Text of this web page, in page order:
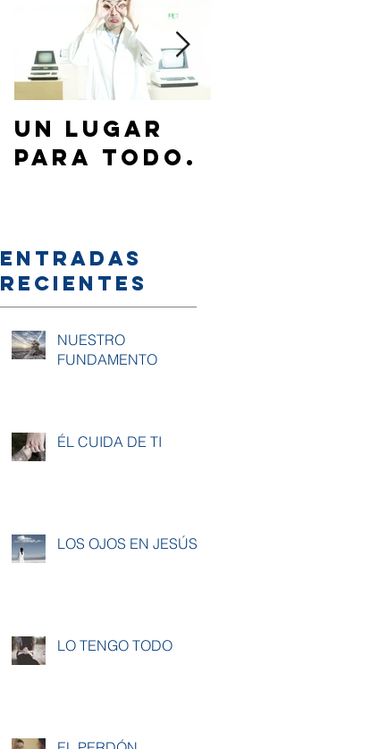
Un lugar
para todo.
Entradas
recientes
NUESTRO
FUNDAMENTO
ÉL CUIDA DE TI
LOS OJOS EN JESÚS
LO TENGO TODO